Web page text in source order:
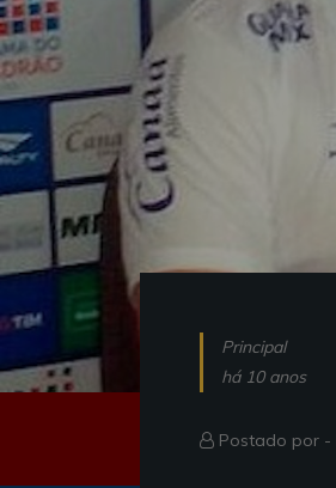
Principal
há 10 anos
Postado por -